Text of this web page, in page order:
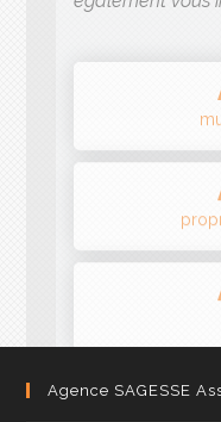
Agence SAGESSE